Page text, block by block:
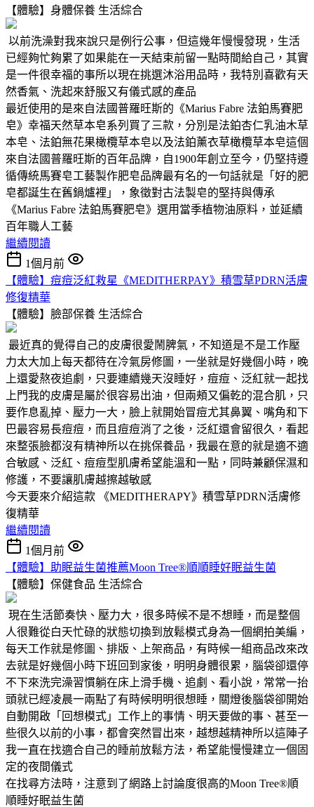
【體驗】身體保養 生活綜合
以前洗澡對我來說只是例行公事，但這幾年慢慢發現，生活
已經夠忙夠累了如果能在一天結束前留一點時間給自己，其實
是一件很幸福的事所以現在挑選沐浴用品時，我特別喜歡有天
然香氣、洗起來舒服又有儀式感的產品
最近使用的是來自法國普羅旺斯的《Marius Fabre 法鉑馬賽肥
皂》幸福天然草本皂系列買了三款，分別是法鉑杏仁乳油木草
本皂、法鉑無花果橄欖草本皂以及法鉑薰衣草橄欖草本皂這個
來自法國普羅旺斯的百年品牌，自1900年創立至今，仍堅持遵
循傳統馬賽皂工藝製作肥皂品牌最有名的一句話就是「好的肥
皂都誕生在舊鍋爐裡」，象徵對古法製皂的堅持與傳承
《Marius Fabre 法鉑馬賽肥皂》選用當季植物油原料，並延續
百年職人工藝
繼續閱讀
1個月前
【體驗】痘痘泛紅救星《MEDITHERPAY》積雪草PDRN活膚
修復精華
【體驗】臉部保養 生活綜合
最近真的覺得自己的皮膚很愛鬧脾氣，不知道是不是工作壓
力太大加上每天都待在冷氣房修圖，一坐就是好幾個小時，晚
上還愛熬夜追劇，只要連續幾天沒睡好，痘痘、泛紅就一起找
上門我的皮膚是屬於很容易出油，但兩頰又偏乾的混合肌，只
要作息亂掉、壓力一大，臉上就開始冒痘尤其鼻翼、嘴角和下
巴最容易長痘痘，而且痘痘消了之後，泛紅還會留很久，看起
來整張臉都沒有精神所以在挑保養品，我最在意的就是適不適
合敏感、泛紅、痘痘型肌膚希望能溫和一點，同時兼顧保濕和
修護，不要讓肌膚越擦越敏感
今天要來介紹這款 《MEDITHERAPY》積雪草PDRN活膚修
復精華
繼續閱讀
1個月前
【體驗】助眠益生菌推薦Moon Tree®順順睡好眠益生菌
【體驗】保健食品 生活綜合
現在生活節奏快、壓力大，很多時候不是不想睡，而是整個
人很難從白天忙碌的狀態切換到放鬆模式身為一個網拍美編，
每天工作就是修圖、排版、上架商品，有時候一組商品改來改
去就是好幾個小時下班回到家後，明明身體很累，腦袋卻還停
不下來洗完澡習慣躺在床上滑手機、追劇、看小說，常常一抬
頭就已經凌晨一兩點了有時候明明很想睡，關燈後腦袋卻開始
自動開啟「回想模式」工作上的事情、明天要做的事、甚至一
些很久以前的小事，都會突然冒出來，越想越精神所以這陣子
我一直在找適合自己的睡前放鬆方法，希望能慢慢建立一個固
定的夜間儀式
在找尋方法時，注意到了網路上討論度很高的Moon Tree®順
順睡好眠益生菌